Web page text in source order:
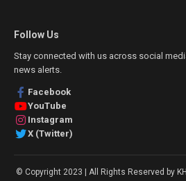
Follow Us
Stay connected with us across social
news alerts.
Facebook
YouTube
Instagram
X (Twitter)
© Copyright 2023 | All Rights Reserved by